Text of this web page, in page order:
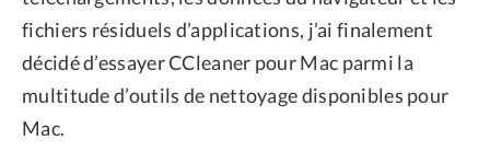
fichiers résiduels d’applications, j’ai finalement
décidé d’essayer CCleaner pour Mac parmi la
multitude d’outils de nettoyage disponibles pour
Mac.